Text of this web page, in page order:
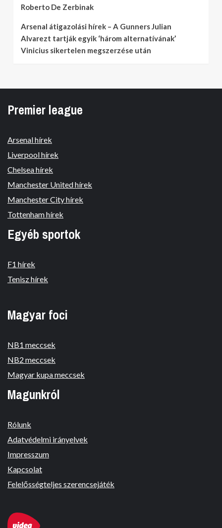
Roberto De Zerbinak
Arsenal átigazolási hírek – A Gunners Julian
Alvarezt tartják egyik ‘három alternatívának’
Vinicius sikertelen megszerzése után
Premier league
Arsenal hírek
Liverpool hírek
Chelsea hírek
Manchester United hírek
Manchester City hírek
Tottenham hírek
Egyéb sportok
F1 hírek
Tenisz hírek
Magyar foci
NB1 meccsek
NB2 meccsek
Magyar kupa meccsek
Magunkról
Rólunk
Adatvédelmi irányelvek
Impresszum
Kapcsolat
Felelősségteljes szerencsejáték